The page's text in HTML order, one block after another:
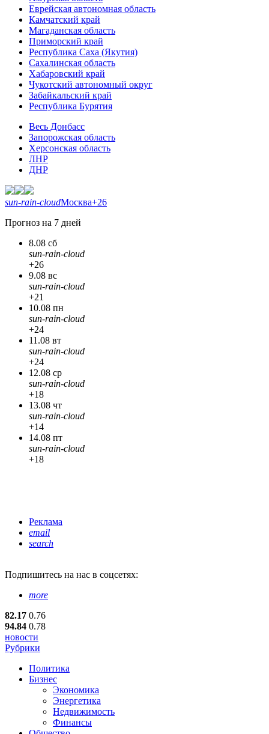
Еврейская автономная область
Камчатский край
Магаданская область
Приморский край
Республика Саха (Якутия)
Сахалинская область
Хабаровский край
Чукотский автономный округ
Забайкальский край
Республика Бурятия
Весь Донбасс
Запорожская область
Херсонская область
ЛНР
ДНР
sun-rain-cloudМосква+26
Прогноз на 7 дней
8.08 сб
sun-rain-cloud
+26
9.08 вс
sun-rain-cloud
+21
10.08 пн
sun-rain-cloud
+24
11.08 вт
sun-rain-cloud
+24
12.08 ср
sun-rain-cloud
+18
13.08 чт
sun-rain-cloud
+14
14.08 пт
sun-rain-cloud
+18
Реклама
email
search
Подпишитесь на нас в соцсетях:
more
82.17 0.76
94.84 0.78
новости
Рубрики
Политика
Бизнес
Экономика
Энергетика
Недвижимость
Финансы